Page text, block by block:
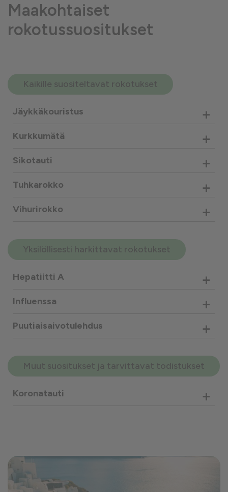
Maakohtaiset
rokotussuositukset
Kaikille suositeltavat rokotukset
Jäykkäkouristus +
Kurkkumätä +
Sikotauti +
Tuhkarokko +
Vihurirokko +
Yksilöllisesti harkittavat rokotukset
Hepatiitti A +
Influenssa +
Puutiaisaivotulehdus +
Muut suositukset ja tarvittavat todistukset
Koronatauti +